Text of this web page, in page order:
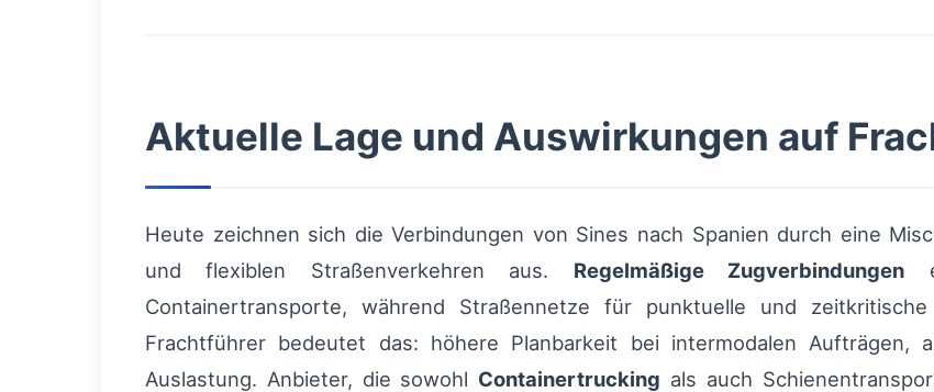
Aktuelle Lage und Auswirkungen auf
Heute zeichnen sich die Verbindungen von Sines nach Spanien durch eine
und flexiblen Straßenverkehren aus. Regelmäßige Zugverbindungen
Containertransporte, während Straßennetze für punktuelle und
Frachtführer bedeutet das: höhere Planbarkeit bei intermodalen
Auslastung. Anbieter, die sowohl Containertrucking als auch